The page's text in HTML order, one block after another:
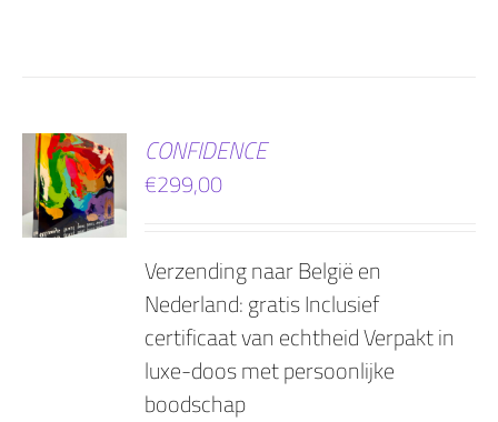
CONFIDENCE
€299,00
Verzending naar België en
Nederland: gratis Inclusief
certificaat van echtheid Verpakt in
luxe-doos met persoonlijke
boodschap